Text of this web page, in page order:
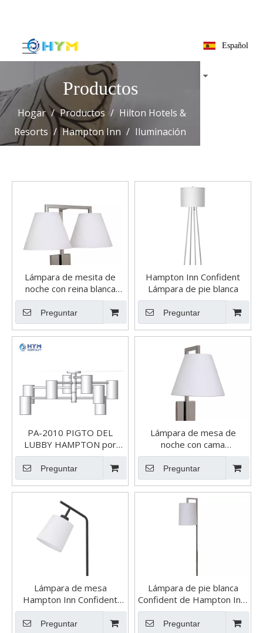
Español
Productos
Hogar / Productos / Hilton Hotels &
Resorts / Hampton Inn / Iluminación
Lámpara de mesita de
noche con reina blanca
Confident de Hampton Inn
Preguntar
Hampton Inn Confident
Lámpara de pie blanca
Preguntar
PA-2010 PIGTO DEL
LUBBY HAMPTON por
Hilton Public
Preguntar
Lámpara de mesa de
noche con cama
extragrande Confident
White de Hampton Inn
Preguntar
Lámpara de mesa
Hampton Inn Confident
White
Preguntar
Lámpara de pie blanca
Confident de Hampton Inn,
opción 2
Preguntar